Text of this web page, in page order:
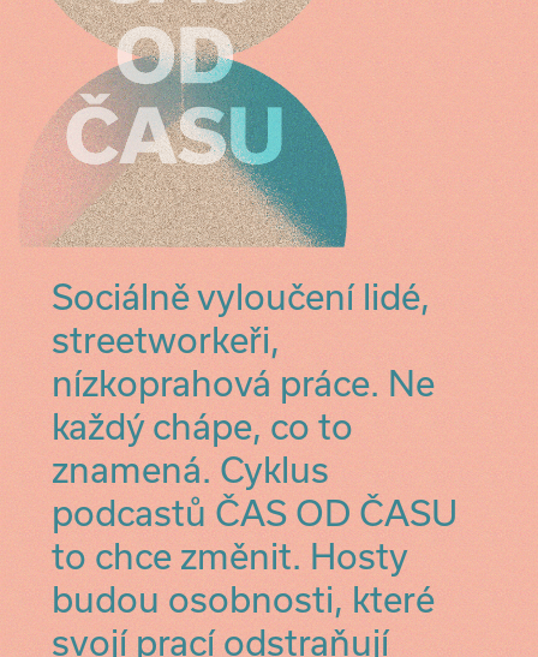
Sociálně vyloučení lidé,
streetworkeři,
nízkoprahová práce. Ne
každý chápe, co to
znamená. Cyklus
podcastů ČAS OD ČASU
to chce změnit. Hosty
budou osobnosti, které
svojí prací odstraňují